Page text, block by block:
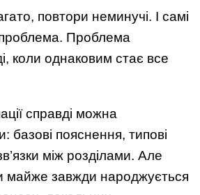
повтори неминучі. І самі
Проблема
коли однаковим стає все
справді можна
базові пояснення, типові
між розділами. Але
майже завжди народжується